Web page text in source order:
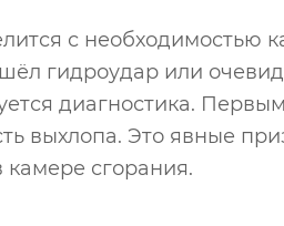
с необходимостью
гидроудар или
диагностика.
выхлопа. Это явные
камере сгорания.